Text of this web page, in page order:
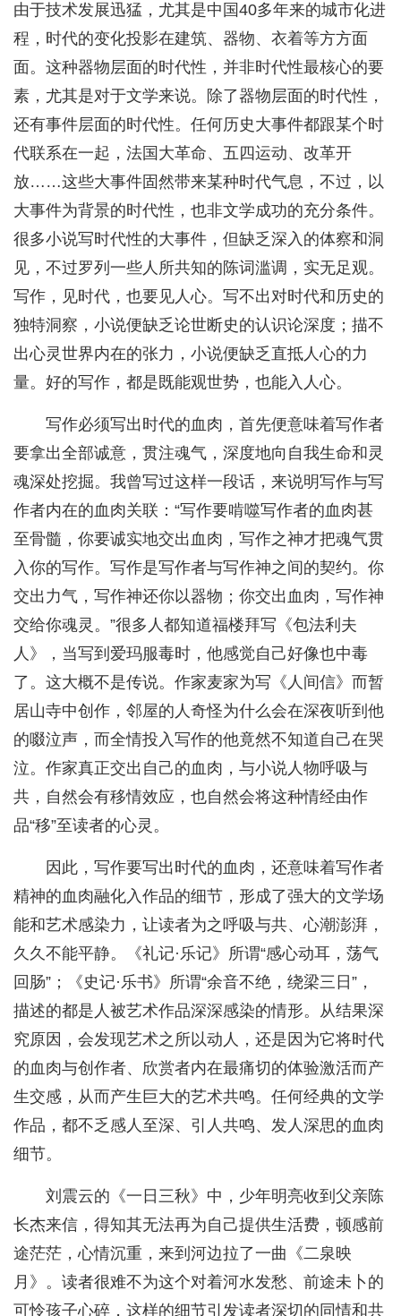
由于技术发展迅猛，尤其是中国40多年来的城市化进
程，时代的变化投影在建筑、器物、衣着等方方面
面。这种器物层面的时代性，并非时代性最核心的要
素，尤其是对于文学来说。除了器物层面的时代性，
还有事件层面的时代性。任何历史大事件都跟某个时
代联系在一起，法国大革命、五四运动、改革开
放……这些大事件固然带来某种时代气息，不过，以
大事件为背景的时代性，也非文学成功的充分条件。
很多小说写时代性的大事件，但缺乏深入的体察和洞
见，不过罗列一些人所共知的陈词滥调，实无足观。
写作，见时代，也要见人心。写不出对时代和历史的
独特洞察，小说便缺乏论世断史的认识论深度；描不
出心灵世界内在的张力，小说便缺乏直抵人心的力
量。好的写作，都是既能观世势，也能入人心。
写作必须写出时代的血肉，首先便意味着写作者
要拿出全部诚意，贯注魂气，深度地向自我生命和灵
魂深处挖掘。我曾写过这样一段话，来说明写作与写
作者内在的血肉关联：“写作要啃噬写作者的血肉甚
至骨髓，你要诚实地交出血肉，写作之神才把魂气贯
入你的写作。写作是写作者与写作神之间的契约。你
交出力气，写作神还你以器物；你交出血肉，写作神
交给你魂灵。”很多人都知道福楼拜写《包法利夫
人》，当写到爱玛服毒时，他感觉自己好像也中毒
了。这大概不是传说。作家麦家为写《人间信》而暂
居山寺中创作，邻屋的人奇怪为什么会在深夜听到他
的啜泣声，而全情投入写作的他竟然不知道自己在哭
泣。作家真正交出自己的血肉，与小说人物呼吸与
共，自然会有移情效应，也自然会将这种情经由作
品“移”至读者的心灵。
因此，写作要写出时代的血肉，还意味着写作者
精神的血肉融化入作品的细节，形成了强大的文学场
能和艺术感染力，让读者为之呼吸与共、心潮澎湃，
久久不能平静。《礼记·乐记》所谓“感心动耳，荡气
回肠”；《史记·乐书》所谓“余音不绝，绕梁三日”，
描述的都是人被艺术作品深深感染的情形。从结果深
究原因，会发现艺术之所以动人，还是因为它将时代
的血肉与创作者、欣赏者内在最痛切的体验激活而产
生交感，从而产生巨大的艺术共鸣。任何经典的文学
作品，都不乏感人至深、引人共鸣、发人深思的血肉
细节。
刘震云的《一日三秋》中，少年明亮收到父亲陈
长杰来信，得知其无法再为自己提供生活费，顿感前
途茫茫，心情沉重，来到河边拉了一曲《二泉映
月》。读者很难不为这个对着河水发愁、前途未卜的
可怜孩子心碎，这样的细节引发读者深切的同情和共